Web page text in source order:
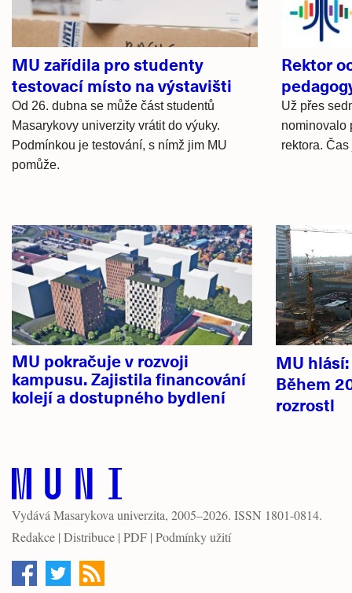
MU zařídila pro studenty
testovací místo na výstavišti
Od 26. dubna se může část studentů
Masarykovy univerzity vrátit do výuky.
Podmínkou je testování, s nímž jim MU
pomůže.
Rektor
Už přes
nominovalo
rektora.
Hlavní
novinky
MU pokračuje v rozvoji
kampusu. Zajistila financování
kolejí a dostupného bydlení
MU
Během
rozrostl
Vydává Masarykova univerzita, 2005–2026. ISSN 1801-0814.
Redakce | Distribuce | PDF | Podmínky užití